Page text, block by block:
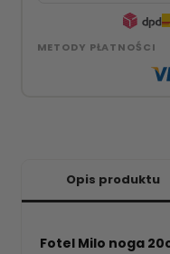
METODY PŁATNOŚCI
Opis produktu
Fotel Milo noga